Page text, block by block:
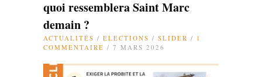
quoi ressemblera Saint Marc
demain ?
ACTUALITÉS / ELECTIONS / SLIDER / 1
COMMENTAIRE / 7 MARS 2026